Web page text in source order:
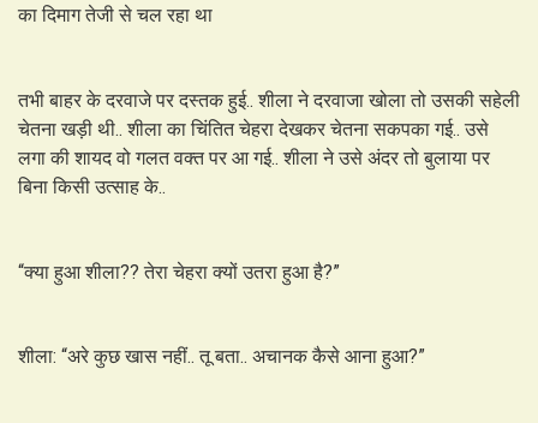
का दिमाग तेजी से चल रहा था
तभी बाहर के दरवाजे पर दस्तक हुई.. शीला ने दरवाजा खोला तो उसकी सहेली
चेतना खड़ी थी.. शीला का चिंतित चेहरा देखकर चेतना सकपका गई.. उसे
लगा की शायद वो गलत वक्त पर आ गई.. शीला ने उसे अंदर तो बुलाया पर
बिना किसी उत्साह के..
“क्या हुआ शीला?? तेरा चेहरा क्यों उतरा हुआ है?”
शीला: “अरे कुछ खास नहीं.. तू बता.. अचानक कैसे आना हुआ?”